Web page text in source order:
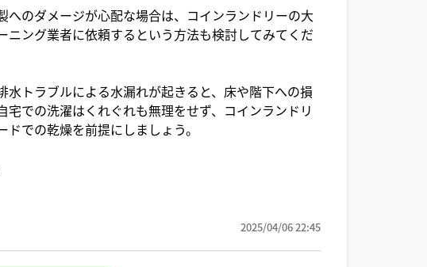
のダメージが心配な場合は、コインランドリーの大
ング業者に依頼するという方法も検討してみてくだ
トラブルによる水漏れが起きると、床や階下への損
での洗濯はくれぐれも無理をせず、コインランドリ
での乾燥を前提にしましょう。
2025/04/06 22:45